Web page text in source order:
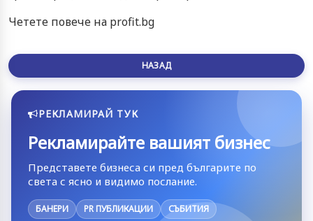
Четете повече на profit.bg
НАЗАД
РЕКЛАМИРАЙ ТУК
Рекламирайте вашият бизнес
Представете бизнеса си пред българите по
света с ясно и видимо послание.
БАНЕРИ PR ПУБЛИКАЦИИ СЪБИТИЯ